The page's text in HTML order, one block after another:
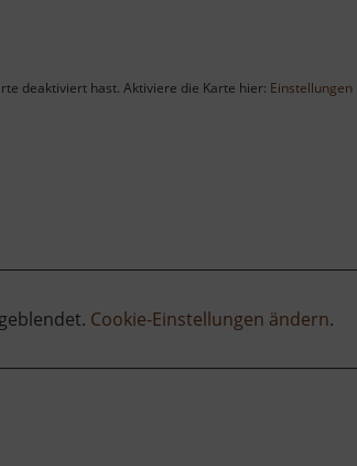
deaktiviert hast. Aktiviere die Karte hier: Einstellungen
Cookie-Einstellungen ändern.